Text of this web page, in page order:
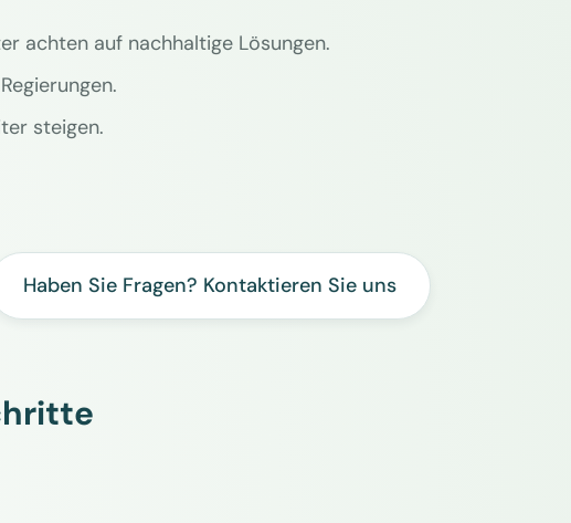
achten auf nachhaltige Lösungen.
steigen.
Haben Sie Fragen? Kontaktieren Sie uns